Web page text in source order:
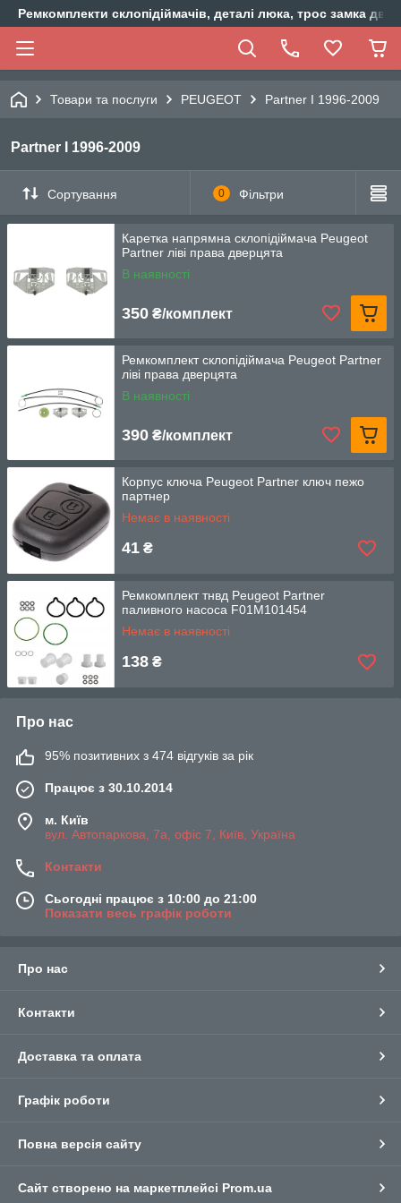
Ремкомплекти склопідіймачів, деталі люка, трос замка
Товари та послуги PEUGEOT Partner I 1996-2009
Partner I 1996-2009
Сортування 0 Фільтри
Каретка напрямна склопідіймача Peugeot
Partner ліві права дверцята
В наявності
350 ₴/комплект
Ремкомплект склопідіймача Peugeot Partner
ліві права дверцята
В наявності
390 ₴/комплект
Корпус ключа Peugeot Partner ключ пежо
партнер
Немає в наявності
41 ₴
Ремкомплект тнвд Peugeot Partner
паливного насоса F01M101454
Немає в наявності
138 ₴
Про нас
95% позитивних з 474 відгуків за рік
Працює з 30.10.2014
м. Київ
вул. Автопаркова, 7а, офіс 7, Київ, Україна
Контакти
Сьогодні працює з 10:00 до 21:00
Показати весь графік роботи
Про нас
Контакти
Доставка та оплата
Графік роботи
Повна версія сайту
Сайт створено на маркетплейсі Prom.ua